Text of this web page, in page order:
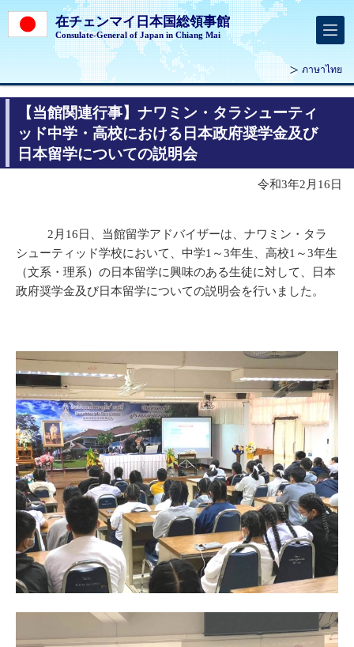
在チェンマイ日本国総領事館
Consulate-General of Japan in Chiang Mai
ภาษาไทย
【当館関連行事】ナワミン・タラシューティ
ッド中学・高校における日本政府奨学金及び
日本留学についての説明会
令和3年2月16日
2月16日、当館留学アドバイザーは、ナワミン・タラ
シューティッド学校において、中学1～3年生、高校1～3年生
（文系・理系）の日本留学に興味のある生徒に対して、日本
政府奨学金及び日本留学についての説明会を行いました。